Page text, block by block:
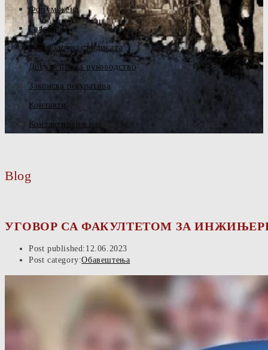
Форум жена
Галерија
Руководство синдиката
Документа за руководство
Законска регулатива
Контакти
Контактирајте нас
Blog
УГОВОР СА ФАКУЛТЕТОМ ЗА
Post published: 12.06.2023
Post category:Обавештења